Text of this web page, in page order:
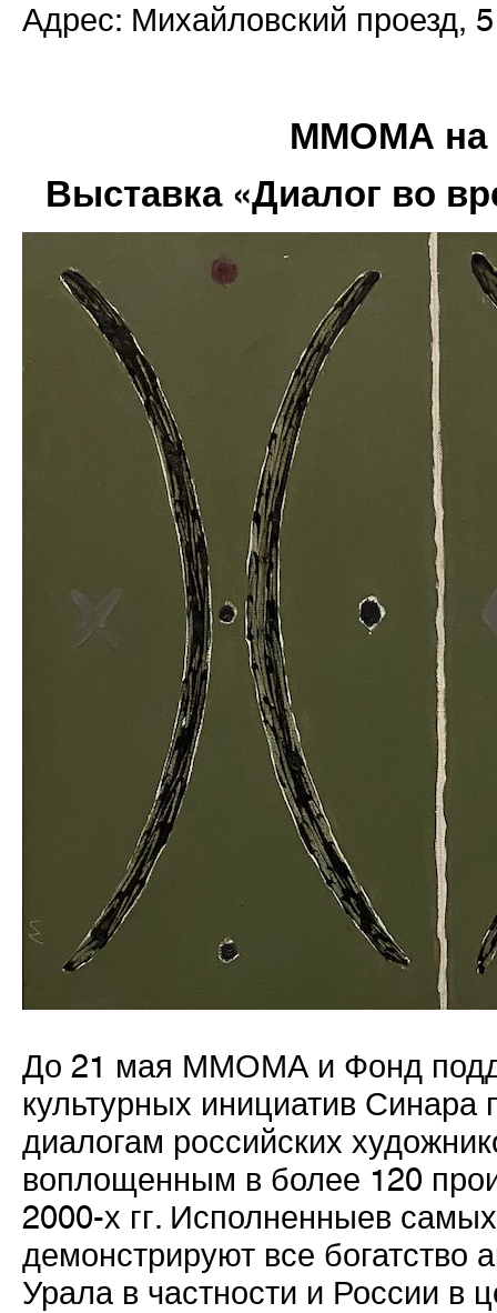
Адрес: Михайловский проезд, 5
ММОМА на
Выставка «Диалог во
До 21 мая ММОМА и Фонд
культурных инициатив Синара
диалогам российских
воплощенным в более 120
2000-х гг. Исполненныев
демонстрируют все богатство
Урала в частности и России в